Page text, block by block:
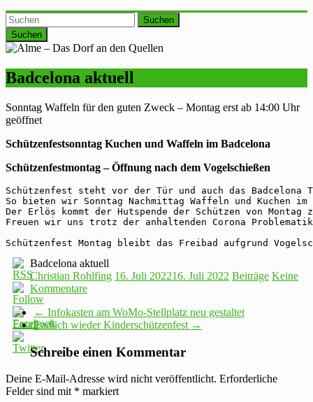
Suchen
Badcelona aktuell
Sonntag Waffeln für den guten Zweck – Montag erst ab 14:00 Uhr
geöffnet
Schützenfestsonntag Kuchen und Waffeln im Badcelona
Schützenfestmontag – Öffnung nach dem Vogelschießen
Schützenfest steht vor der Tür und auch das
So bieten wir Sonntag Nachmittag Waffeln und Kuchen
Der Erlös kommt der Hutspende der Schützen von Montag
Freuen wir uns trotz der anhaltenden Corona
Schützenfest Montag bleibt das Freibad aufgrund
Badcelona aktuell
Christian Rohlfing 16. Juli 202216. Juli 2022 Beiträge Keine
Kommentare
← Infokasten am WoMo-Stellplatz neu gestaltet
Endlich wieder Kinderschützenfest →
Schreibe einen Kommentar
Deine E-Mail-Adresse wird nicht veröffentlicht. Erforderliche
Felder sind mit * markiert